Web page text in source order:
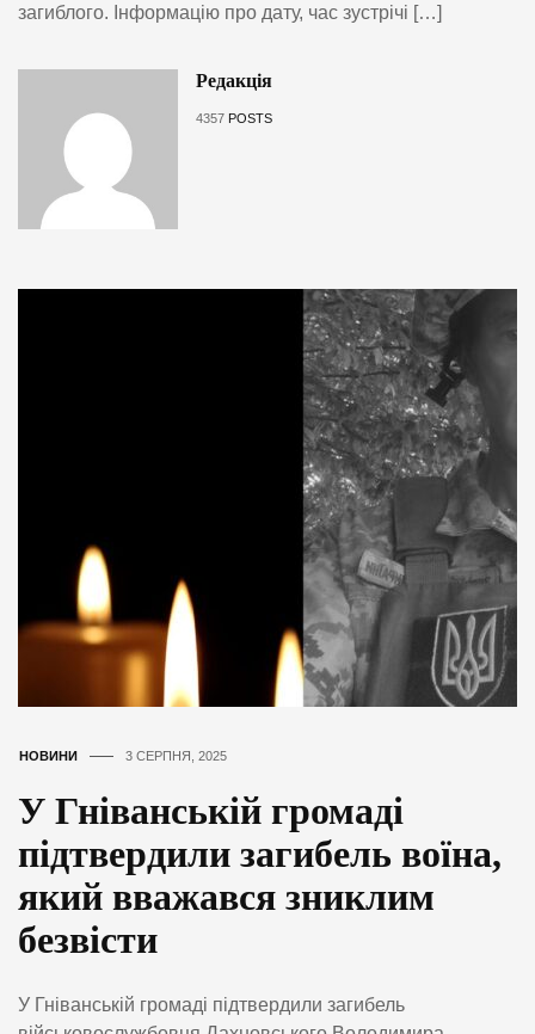
загиблого. Інформацію про дату, час зустрічі […]
Редакція
4357 POSTS
НОВИНИ 3 СЕРПНЯ, 2025
У Гніванській громаді
підтвердили загибель воїна,
який вважався зниклим
безвісти
У Гніванській громаді підтвердили загибель